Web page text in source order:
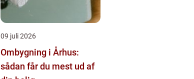
09 juli 2026
Ombygning i Århus:
sådan får du mest ud af